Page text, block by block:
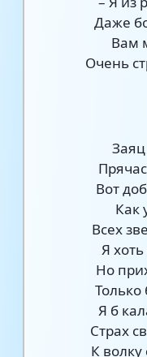
Даже
Вам
Очень
Заяц
Вот
Как
Всех
Я
Но
Только
Я б
Страх
К волку